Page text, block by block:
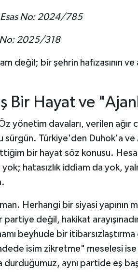
No: 2024/785
No: 2025/318
değil; bir şehrin hafızasının ve
Bir Hayat ve
yönetim davaları, verilen ağır
sürgün. Türkiye'den Duhok'a
bir hayat söz konusu.
hatasızlık iddiam da yok,
Herhangi bir siyasi yapının
değil, hakikat
beyhude bir
isim zikretme" meselesi
aynı partide eş